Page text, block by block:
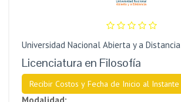
Universidad Nacional Abierta y a Distancia
Licenciatura en Filosofía
Recibir Costos y Fecha de Inicio al Instante